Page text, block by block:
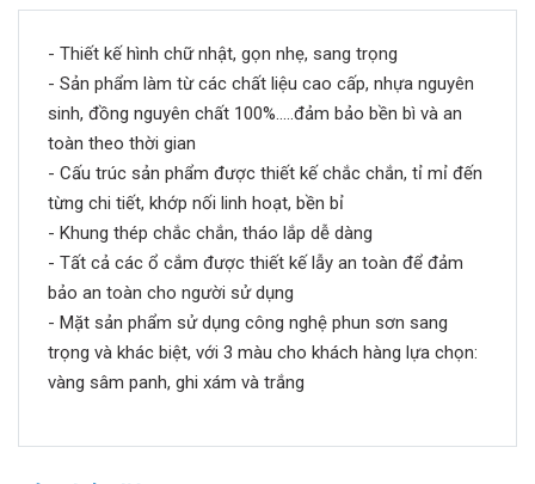
- Thiết kế hình chữ nhật, gọn nhẹ, sang trọng
- Sản phẩm làm từ các chất liệu cao cấp, nhựa nguyên
sinh, đồng nguyên chất 100%.....đảm bảo bền bì và an
toàn theo thời gian
- Cấu trúc sản phẩm được thiết kế chắc chắn, tỉ mỉ đến
từng chi tiết, khớp nối linh hoạt, bền bỉ
- Khung thép chắc chắn, tháo lắp dễ dàng
- Tất cả các ổ cắm được thiết kế lẫy an toàn để đảm
bảo an toàn cho người sử dụng
- Mặt sản phẩm sử dụng công nghệ phun sơn sang
trọng và khác biệt, với 3 màu cho khách hàng lựa chọn:
vàng sâm panh, ghi xám và trắng